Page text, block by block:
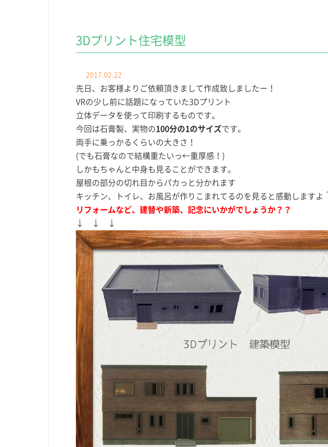
3Dプリント住宅模型
2017.02.22
先日、お客様よりご依頼頂きまして作成致しましたー！
VRの少し前に話題になっていた3Dプリント
立体データを使って印刷するものです。
今回は石膏製、実物の100分の1のサイズです。
両手に乗っかるくらいの大きさ！
(でも石膏なので結構重たいっ←重厚感！)
しかもちゃんと中身も見ることができます。
屋根の部分の切れ目からパカっと分かれます
キッチン、トイレ、お風呂が作りこまれてるのを見ると感動しますよ
リフォームなど、建替や新築、記念にいかがでしょうか？？
↓ ↓ ↓